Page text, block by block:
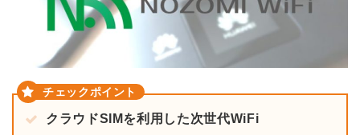
クラウドSIMを利用した次世代WiFi